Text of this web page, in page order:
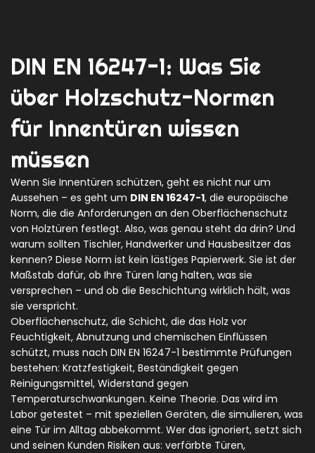
DIN EN 16247-1: Was Sie
über Holzschutz-Normen
für Innentüren wissen
müssen
Wenn Sie Innentüren schützen, geht es nicht nur um
Aussehen – es geht um DIN EN 16247-1, die europäische
Norm, die die Anforderungen an den Oberflächenschutz
von Holztüren festlegt. Also, was genau steht da drin? Und
warum sollten Tischler, Handwerker und Hausbesitzer das
kennen? Diese Norm ist kein lästiges Papierwerk. Sie ist der
Maßstab dafür, ob Ihre Türen lang halten, was sie
versprechen – und ob die Beschichtung wirklich hält, was
sie verspricht.
Oberflächenschutz, die Schicht, die das Holz vor
Feuchtigkeit, Abnutzung und chemischen Einflüssen
schützt, muss nach DIN EN 16247-1 bestimmte Prüfungen
bestehen: Kratzfestigkeit, Beständigkeit gegen
Reinigungsmittel, Widerstand gegen
Temperaturschwankungen. Keine Theorie. Das wird im
Labor getestet – mit speziellen Geräten, die simulieren, was
eine Tür im Alltag abbekommt. Wer das ignoriert, setzt sich
und seinen Kunden Risiken aus: verfärbte Türen,